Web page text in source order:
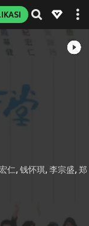
仁, 钱怀琪, 李宗盛, 郑